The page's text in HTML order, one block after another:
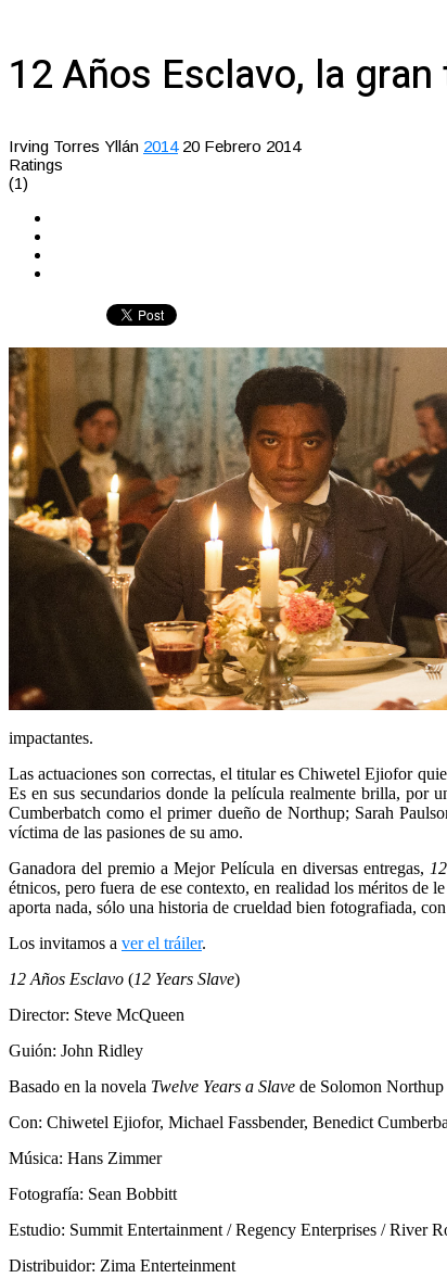
12 Años Esclavo, la
Irving Torres Yllán 2014 20 Febrero 2014
Ratings
(1)
impactantes.
Las actuaciones son correctas, el titular es Chiwetel Ejiofor
Es en sus secundarios donde la película realmente brilla, por
Cumberbatch como el primer dueño de Northup; Sarah
víctima de las pasiones de su amo.
Ganadora del premio a Mejor Película en diversas entregas,
étnicos, pero fuera de ese contexto, en realidad los méritos de
aporta nada, sólo una historia de crueldad bien fotografiada,
Los invitamos a ver el tráiler.
12 Años Esclavo (12 Years Slave)
Director: Steve McQueen
Guión: John Ridley
Basado en la novela Twelve Years a Slave de Solomon Northup
Con: Chiwetel Ejiofor, Michael Fassbender, Benedict
Música: Hans Zimmer
Fotografía: Sean Bobbitt
Estudio: Summit Entertainment / Regency Enterprises / River
Distribuidor: Zima Enterteinment